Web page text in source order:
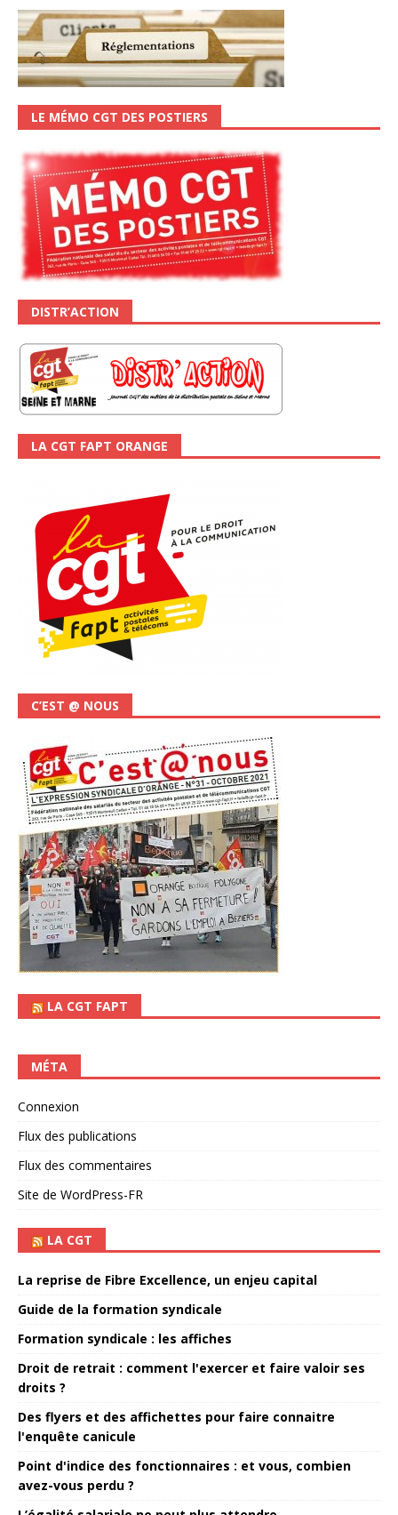
LE MÉMO CGT DES POSTIERS
DISTR’ACTION
LA CGT FAPT ORANGE
C’EST @ NOUS
LA CGT FAPT
MÉTA
Connexion
Flux des publications
Flux des commentaires
Site de WordPress-FR
LA CGT
La reprise de Fibre Excellence, un enjeu capital
Guide de la formation syndicale
Formation syndicale : les affiches
Droit de retrait : comment l'exercer et faire valoir ses
droits ?
Des flyers et des affichettes pour faire connaitre
l'enquête canicule
Point d'indice des fonctionnaires : et vous, combien
avez-vous perdu ?